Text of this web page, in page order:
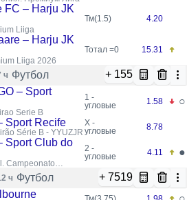
FC – Harju JK
Liiga
Тм(1.5) 4.20
– Harju JK
Liiga 2026
Тотал =0 15.31
ч Футбол + 155
– Sport
Serie B
1 -
угловые
1.58 ○
Sport Recife
Série B - YYUZJR
X -
угловые
8.78
Sport Club do
Campeonato
2 -
угловые
4.11 ●
ч Футбол + 7519